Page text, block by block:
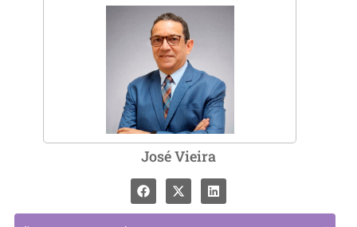
José Vieira